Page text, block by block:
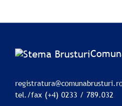
tel./fax (+4) 0233 / 789.032